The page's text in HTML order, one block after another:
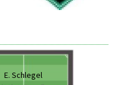
E. Schlegel